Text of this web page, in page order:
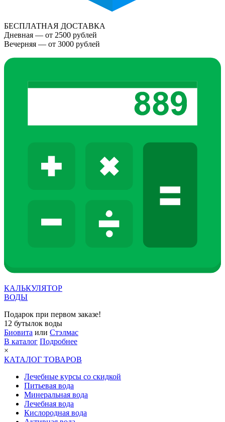
БЕСПЛАТНАЯ ДОСТАВКА
Дневная — от 2500 рублей
Вечерняя — от 3000 рублей
КАЛЬКУЛЯТОР
ВОДЫ
Подарок при первом заказе!
12 бутылок воды
Биовита или Стэлмас
В каталог Подробнее
×
КАТАЛОГ ТОВАРОВ
Лечебные курсы со скидкой
Питьевая вода
Минеральная вода
Лечебная вода
Кислородная вода